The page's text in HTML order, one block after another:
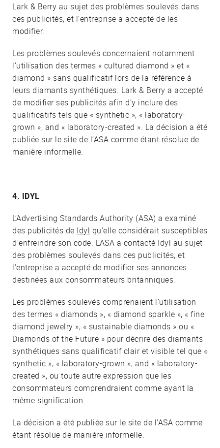
Lark & Berry au sujet des problèmes soulevés dans
ces publicités, et l’entreprise a accepté de les
modifier.
Les problèmes soulevés concernaient notamment
l’utilisation des termes « cultured diamond » et «
diamond » sans qualificatif lors de la référence à
leurs diamants synthétiques. Lark & Berry a accepté
de modifier ses publicités afin d’y inclure des
qualificatifs tels que « synthetic », « laboratory-
grown », and « laboratory-created ». La décision a été
publiée sur le site de l’ASA comme étant résolue de
manière informelle.
4. IDYL
L’Advertising Standards Authority (ASA) a examiné
des publicités de Idyl qu’elle considérait susceptibles
d’enfreindre son code. L’ASA a contacté Idyl au sujet
des problèmes soulevés dans ces publicités, et
l’entreprise a accepté de modifier ses annonces
destinées aux consommateurs britanniques.
Les problèmes soulevés comprenaient l’utilisation
des termes « diamonds », « diamond sparkle », « fine
diamond jewelry », « sustainable diamonds » ou «
Diamonds of the Future » pour décrire des diamants
synthétiques sans qualificatif clair et visible tel que «
synthetic », « laboratory-grown », and « laboratory-
created », ou toute autre expression que les
consommateurs comprendraient comme ayant la
même signification.
La décision a été publiée sur le site de l’ASA comme
étant résolue de manière informelle.